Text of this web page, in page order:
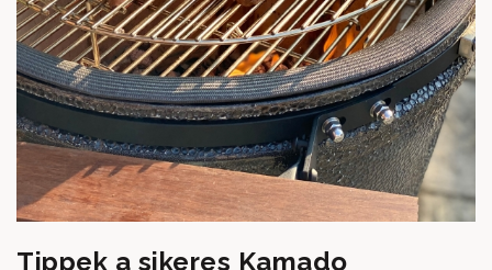
Tippek a sikeres Kamado